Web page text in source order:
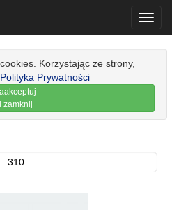
Korzystając ze strony,
Polityka Prywatności
i zamknij
310